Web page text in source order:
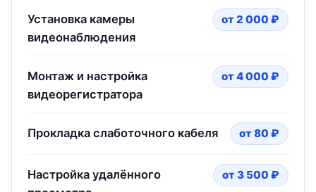
Установка камеры
видеонаблюдения
от 2 000 ₽
Монтаж и настройка
видеорегистратора
от 4 000 ₽
Прокладка слаботочного кабеля от 80 ₽
Настройка удалённого
от 3 500 ₽